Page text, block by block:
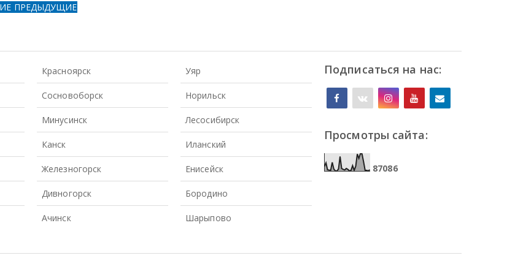
ПРЕДЫДУЩИЕ
Красноярск
Сосновоборск
Минусинск
Канск
Железногорск
Дивногорск
Ачинск
Уяр
Норильск
Лесосибирск
Иланский
Енисейск
Бородино
Шарыпово
Подписаться на нас:
Просмотры сайта:
87086